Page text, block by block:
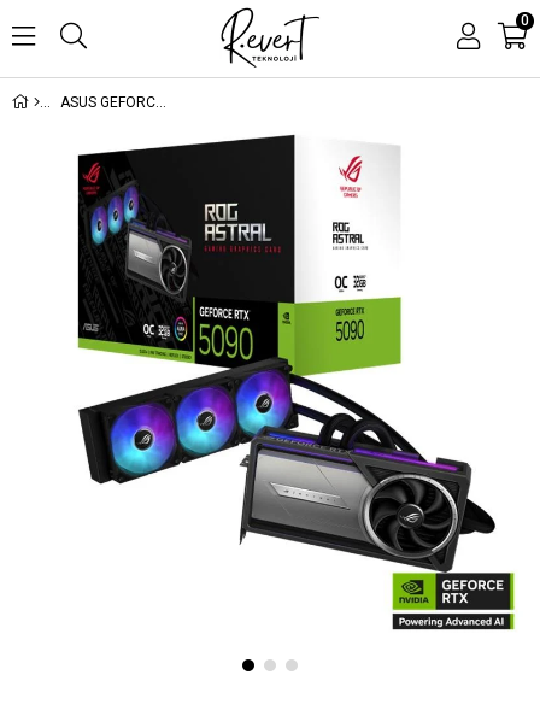
0
ASUS GEFORCE ROG-ASTRAL-LC-RTX5090-O32G-GAMING 32GB GDDR7 512BIT 2XHDMI 3XDP EKRAN KARTI